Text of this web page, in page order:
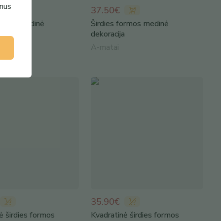
medinė
37.50€
Širdies formos medinė
dekoracija
A-matai
širdies formos
35.90€
Kvadratinė širdies formos